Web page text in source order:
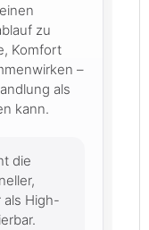
zu
Komfort
–
als
kann.
die
als High-